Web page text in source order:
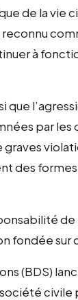
de la vie
à
que
par les
des
fondée
(BDS)